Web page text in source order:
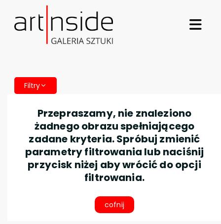
Filtry
Przepraszamy, nie znaleziono
żadnego obrazu spełniającego
zadane kryteria. Spróbuj zmienić
parametry filtrowania lub naciśnij
przycisk niżej aby wrócić do opcji
filtrowania.
cofnij